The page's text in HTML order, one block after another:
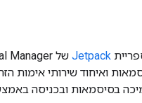
Jetpack של Manager
ואיחוד שירותי אימות